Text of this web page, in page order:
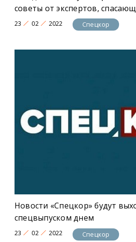
советы от экспертов,
23 02 2022 Спецкор
Новости «Спецкор» будут
спецвыпуском днем
23 02 2022 Спецкор